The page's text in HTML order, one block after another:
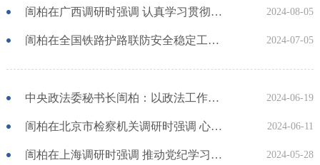
訚柏在广西调研时强调 认真学习贯彻党的二十届三中全会精神 确保各项部署要求如期落地见效 2024-08-05
訚柏在全国铁路护路联防安全稳定工作会议上强调 筑牢维护总体国家安全的铁路护路防线 2024-07-05
中央政法委秘书长訚柏：以政法工作现代化支撑和服务中国式现代化 2024-06-19
訚柏在北京市检察机关调研时强调 心怀“国之大者”做好未成年人检察工作 2024-06-11
訚柏在上海调研时强调 推动党纪学习教育走深走实 着力锻造新时代政法铁军 2024-05-28